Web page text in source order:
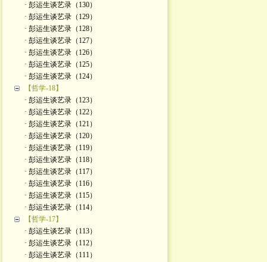
· 彭运生谈艺录（130）
· 彭运生谈艺录（129）
· 彭运生谈艺录（128）
· 彭运生谈艺录（127）
· 彭运生谈艺录（126）
· 彭运生谈艺录（125）
· 彭运生谈艺录（124）
【哲学-18】
· 彭运生谈艺录（123）
· 彭运生谈艺录（122）
· 彭运生谈艺录（121）
· 彭运生谈艺录（120）
· 彭运生谈艺录（119）
· 彭运生谈艺录（118）
· 彭运生谈艺录（117）
· 彭运生谈艺录（116）
· 彭运生谈艺录（115）
· 彭运生谈艺录（114）
【哲学-17】
· 彭运生谈艺录（113）
· 彭运生谈艺录（112）
· 彭运生谈艺录（111）